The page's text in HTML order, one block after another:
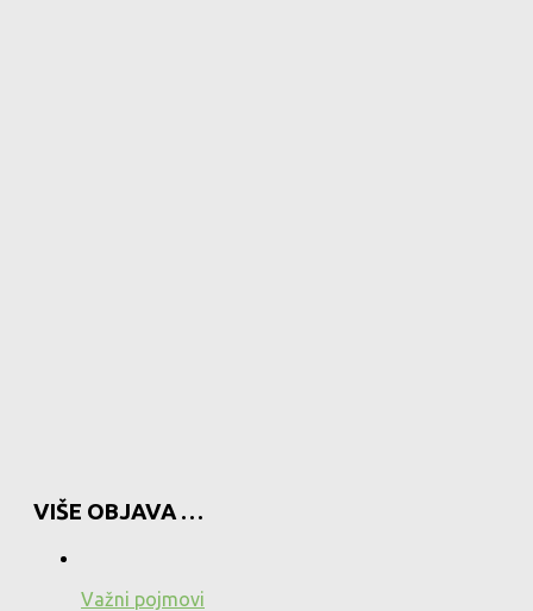
VIŠE OBJAVA …
Važni pojmovi